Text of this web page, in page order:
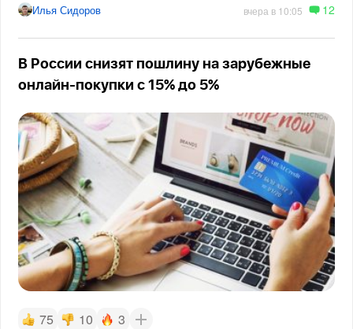
Илья Сидоров вчера в 10:05 12
В России снизят пошлину на зарубежные
онлайн-покупки с 15% до 5%
75 10 3